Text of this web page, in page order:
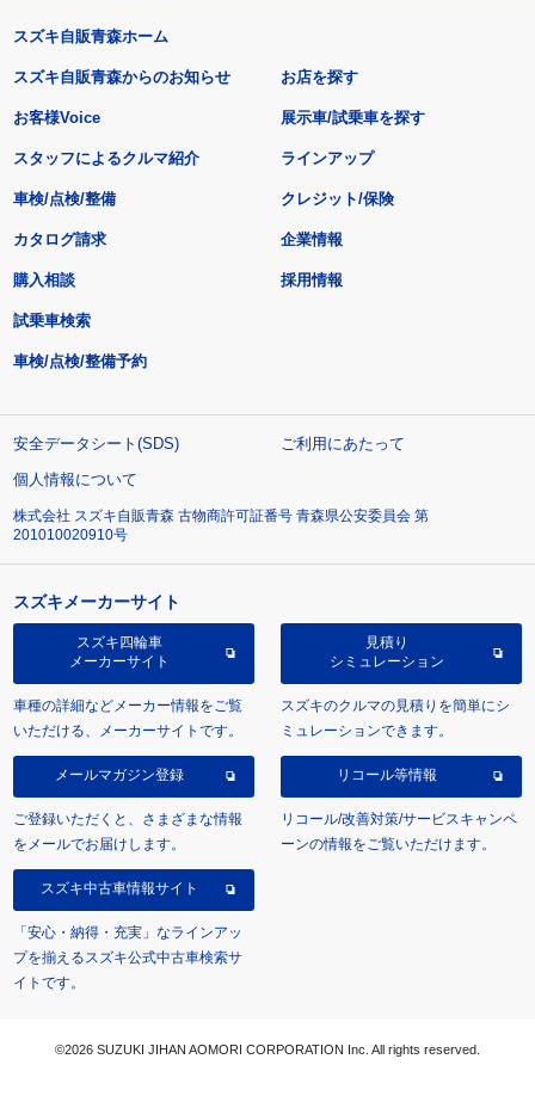
スズキ自販青森ホーム
スズキ自販青森からのお知らせ
お客様Voice
スタッフによるクルマ紹介
お店を探す
展示車/試乗車を探す
ラインアップ
車検/点検/整備 クレジット/保険
カタログ請求
購入相談
試乗車検索
車検/点検/整備予約
企業情報
採用情報
安全データシート(SDS)
ご利用にあたって
個人情報について
株式会社 スズキ自販青森 古物商許可証番号 青森県公安委員会 第
201010020910号
スズキメーカーサイト
スズキ四輪車
メーカーサイト
車種の詳細などメーカー情報をご覧
いただける、メーカーサイトです。
見積り
シミュレーション
スズキのクルマの見積りを簡単にシ
ミュレーションできます。
メールマガジン登録
ご登録いただくと、さまざまな情報
をメールでお届けします。
リコール等情報
リコール/改善対策/サービスキャンペ
ーンの情報をご覧いただけます。
スズキ中古車情報サイト
「安心・納得・充実」なラインアッ
プを揃えるスズキ公式中古車検索サ
イトです。
©2026 SUZUKI JIHAN AOMORI CORPORATION Inc. All rights reserved.